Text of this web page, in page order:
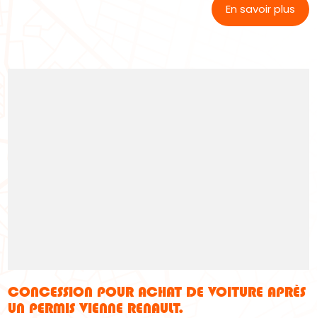
En savoir plus
CONCESSION POUR ACHAT DE VOITURE APRÈS
UN PERMIS VIENNE RENAULT.